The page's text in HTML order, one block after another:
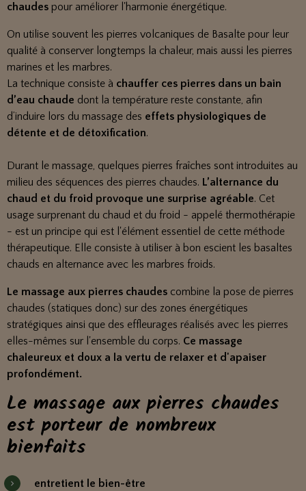
chaudes pour améliorer l'harmonie énergétique.
On utilise souvent les pierres volcaniques de Basalte pour leur
qualité à conserver longtemps la chaleur, mais aussi les pierres
marines et les marbres.
La technique consiste à chauffer ces pierres dans un bain
d’eau chaude dont la température reste constante, afin
d’induire lors du massage des effets physiologiques de
détente et de détoxification.
Durant le massage, quelques pierres fraîches sont introduites au
milieu des séquences des pierres chaudes. L’alternance du
chaud et du froid provoque une surprise agréable. Cet
usage surprenant du chaud et du froid - appelé thermothérapie
- est un principe qui est l'élément essentiel de cette méthode
thérapeutique. Elle consiste à utiliser à bon escient les basaltes
chauds en alternance avec les marbres froids.
Le massage aux pierres chaudes combine la pose de pierres
chaudes (statiques donc) sur des zones énergétiques
stratégiques ainsi que des effleurages réalisés avec les pierres
elles-mêmes sur l'ensemble du corps. Ce massage
chaleureux et doux a la vertu de relaxer et d'apaiser
profondément.
Le massage aux pierres chaudes
est porteur de nombreux
bienfaits
entretient le bien-être